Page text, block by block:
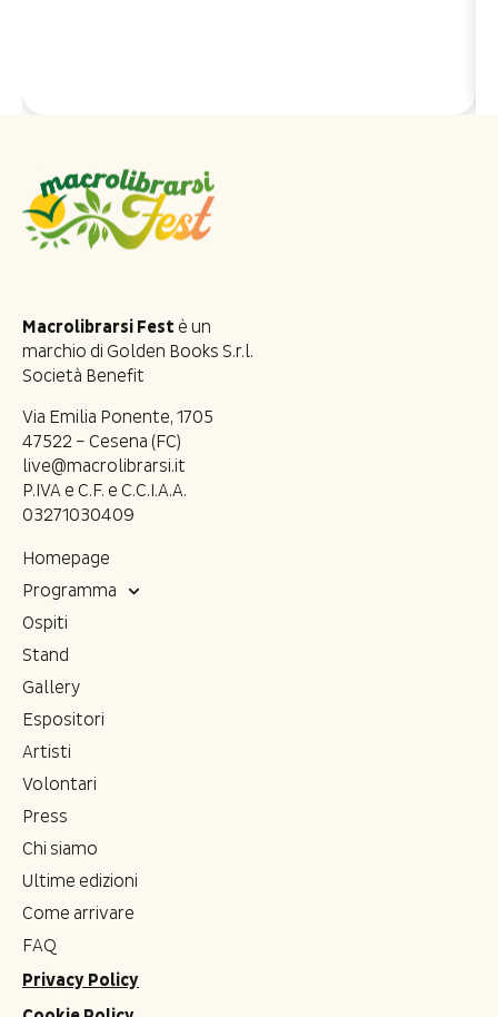
Macrolibrarsi Fest è un
marchio di Golden Books S.r.l.
Società Benefit
Via Emilia Ponente, 1705
47522 – Cesena (FC)
live@macrolibrarsi.it
P.IVA e C.F. e C.C.I.A.A.
03271030409
Homepage
Programma
Ospiti
Stand
Gallery
Espositori
Artisti
Volontari
Press
Chi siamo
Ultime edizioni
Come arrivare
FAQ
Privacy Policy